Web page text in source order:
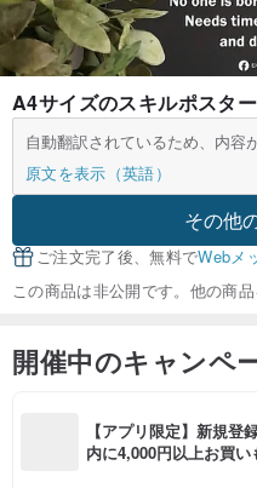
A4サイズのスキルポスタ
自動翻訳されているため、内容
原文を表示（英語）
その他
ご注文完了後、無料でWebメ
この商品は非公開です。他の商品
開催中のキャンペ
【アプリ限定】新規登
内に4,000円以上お買い